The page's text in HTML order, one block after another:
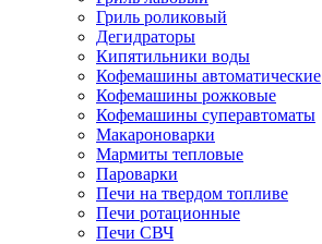
Гриль роликовый
Дегидраторы
Кипятильники воды
Кофемашины автоматические
Кофемашины рожковые
Кофемашины суперавтоматы
Макароноварки
Мармиты тепловые
Пароварки
Печи на твердом топливе
Печи ротационные
Печи СВЧ